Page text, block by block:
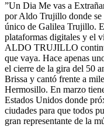
”Un Dia Me vas a
por Aldo Trujillo donde se
único de Galilea Trujillo.
plataformas digitales y el
ALDO TRUJILLO
que vaya. Hace apenas
el cierre de la gira del 50
Brissa y cantó frente a
Hermosillo. En marzo
Estados Unidos donde
ciudades para que todos
gran representante de la